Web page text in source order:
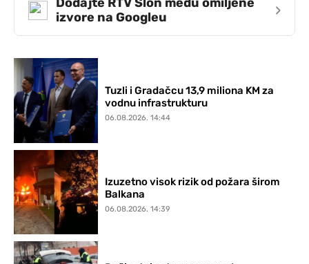
izvore na Googleu
›
Tuzli i Gradačcu 13,9 miliona KM za
vodnu infrastrukturu
06.08.2026. 14:44
Izuzetno visok rizik od požara širom
Balkana
06.08.2026. 14:39